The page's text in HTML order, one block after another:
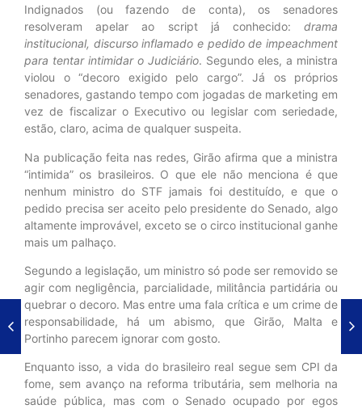
Indignados (ou fazendo de conta), os senadores
resolveram apelar ao script já conhecido: drama
institucional, discurso inflamado e pedido de impeachment
para tentar intimidar o Judiciário. Segundo eles, a ministra
violou o “decoro exigido pelo cargo”. Já os próprios
senadores, gastando tempo com jogadas de marketing em
vez de fiscalizar o Executivo ou legislar com seriedade,
estão, claro, acima de qualquer suspeita.
Na publicação feita nas redes, Girão afirma que a ministra
“intimida” os brasileiros. O que ele não menciona é que
nenhum ministro do STF jamais foi destituído, e que o
pedido precisa ser aceito pelo presidente do Senado, algo
altamente improvável, exceto se o circo institucional ganhe
mais um palhaço.
Segundo a legislação, um ministro só pode ser removido se
agir com negligência, parcialidade, militância partidária ou
quebrar o decoro. Mas entre uma fala crítica e um crime de
responsabilidade, há um abismo, que Girão, Malta e
Portinho parecem ignorar com gosto.
Enquanto isso, a vida do brasileiro real segue sem CPI da
fome, sem avanço na reforma tributária, sem melhoria na
saúde pública, mas com o Senado ocupado por egos